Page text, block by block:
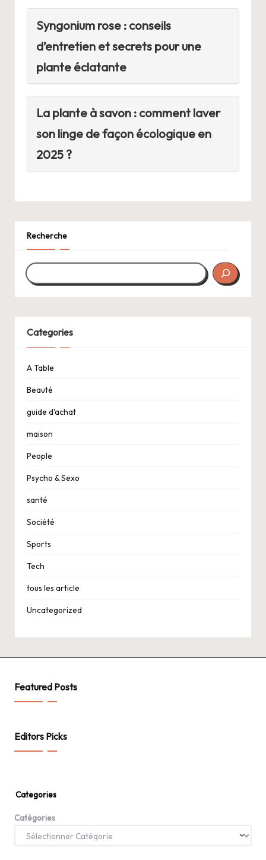
Syngonium rose : conseils
d’entretien et secrets pour une
plante éclatante
La plante à savon : comment laver
son linge de façon écologique en
2025 ?
Recherche
Categories
A Table
Beauté
guide d'achat
maison
People
Psycho & Sexo
santé
Société
Sports
Tech
tous les article
Uncategorized
Featured Posts
Editors Picks
Categories
Catégories